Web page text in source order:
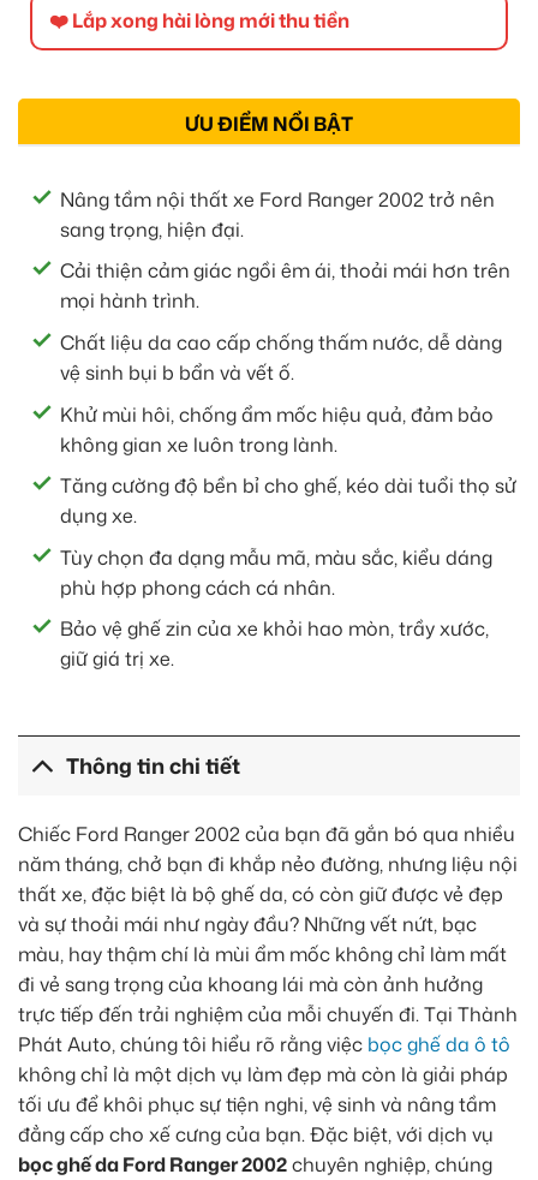
❤️ Lắp xong hài lòng mới thu tiền
ƯU ĐIỂM NỔI BẬT
Nâng tầm nội thất xe Ford Ranger 2002 trở nên
sang trọng, hiện đại.
Cải thiện cảm giác ngồi êm ái, thoải mái hơn trên
mọi hành trình.
Chất liệu da cao cấp chống thấm nước, dễ dàng
vệ sinh bụi b bẩn và vết ố.
Khử mùi hôi, chống ẩm mốc hiệu quả, đảm bảo
không gian xe luôn trong lành.
Tăng cường độ bền bỉ cho ghế, kéo dài tuổi thọ sử
dụng xe.
Tùy chọn đa dạng mẫu mã, màu sắc, kiểu dáng
phù hợp phong cách cá nhân.
Bảo vệ ghế zin của xe khỏi hao mòn, trầy xước,
giữ giá trị xe.
Thông tin chi tiết
Chiếc Ford Ranger 2002 của bạn đã gắn bó qua nhiều
năm tháng, chở bạn đi khắp nẻo đường, nhưng liệu nội
thất xe, đặc biệt là bộ ghế da, có còn giữ được vẻ đẹp
và sự thoải mái như ngày đầu? Những vết nứt, bạc
màu, hay thậm chí là mùi ẩm mốc không chỉ làm mất
đi vẻ sang trọng của khoang lái mà còn ảnh hưởng
trực tiếp đến trải nghiệm của mỗi chuyến đi. Tại Thành
Phát Auto, chúng tôi hiểu rõ rằng việc bọc ghế da ô tô
không chỉ là một dịch vụ làm đẹp mà còn là giải pháp
tối ưu để khôi phục sự tiện nghi, vệ sinh và nâng tầm
đẳng cấp cho xế cưng của bạn. Đặc biệt, với dịch vụ
bọc ghế da Ford Ranger 2002chuyên nghiệp, chúng